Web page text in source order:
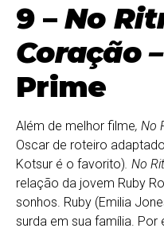
9 –No
Coração
Prime
Além de melhor filme, No
Oscar de roteiro
Kotsur é o favorito). No
relação da jovem Ruby
sonhos. Ruby (Emilia
surda em sua família. Por